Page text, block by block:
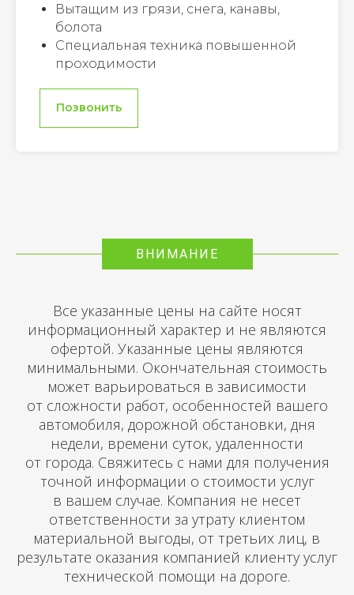
Вытащим из грязи, снега, канавы,
болота
Специальная техника повышенной
проходимости
Позвонить
ВНИМАНИЕ
Все указанные цены на сайте носят
информационный характер и не являются
офертой. Указанные цены являются
минимальными. Окончательная стоимость
может варьироваться в зависимости
от сложности работ, особенностей вашего
автомобиля, дорожной обстановки, дня
недели, времени суток, удаленности
от города. Свяжитесь с нами для получения
точной информации о стоимости услуг
в вашем случае. Компания не несет
ответственности за утрату клиентом
материальной выгоды, от третьих лиц, в
результате оказания компанией клиенту услуг
технической помощи на дороге.